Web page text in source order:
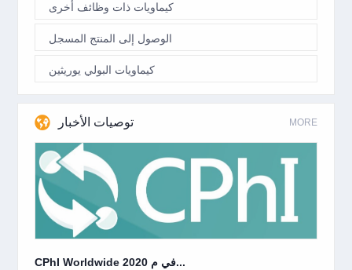
كيماويات ذات وظائف أخرى
الوصول إلى المنتج المسجل
كيماويات البولي يوريثين
توصيات الأخبار MORE
CPhI Worldwide 2020 في م...